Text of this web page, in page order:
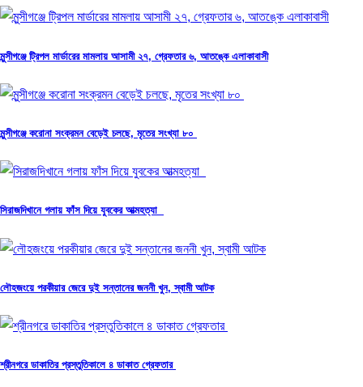
মুন্সীগঞ্জে ট্রিপল মার্ডারের মামলায় আসামী ২৭, গ্রেফতার ৬, আতঙ্কে এলাকাবাসী
মুন্সীগঞ্জে করোনা সংক্রমন বেড়েই চলছে, মৃতের সংখ্যা ৮০
সিরাজদিখানে গলায় ফাঁস দিয়ে যুবকের আত্মহত্যা
লৌহজংয়ে পরকীয়ার জেরে দুই সন্তানের জননী খুন, স্বামী আটক
শ্রীনগরে ডাকাতির প্রস্তুতিকালে ৪ ডাকাত গ্রেফতার